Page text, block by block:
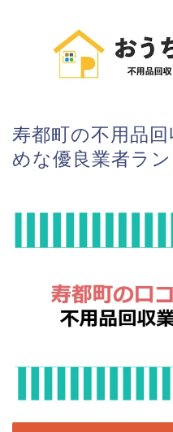
寿都町の不用品
めな優良業者ラ